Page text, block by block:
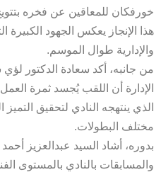
خورفكان للمعاقين عن فخره
هذا الإنجاز يعكس الجهود الكبيرة
والإدارية طوال الموسم.
من جانبه، أكد سعادة الدكتور
الإدارة أن اللقب يُجسد ثمرة
الذي ينتهجه النادي لتحقيق
مختلف البطولات.
بدوره، أشاد السيد عبدالعزيز
والمسابقات بالنادي بالمستوى